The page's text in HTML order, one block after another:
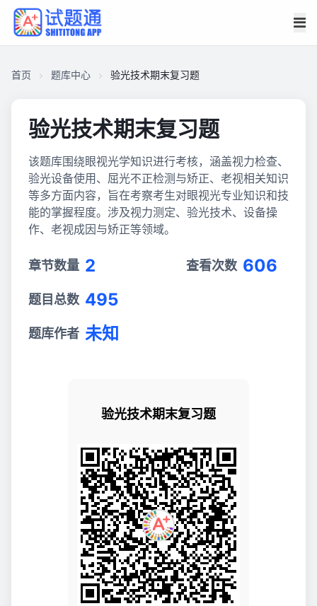
首页 题库中心 验光技术期末复习题
验光技术期末复习题
该题库围绕眼视光学知识进行考核，涵盖视力检查、
验光设备使用、屈光不正检测与矫正、老视相关知识
等多方面内容，旨在考察考生对眼视光专业知识和技
能的掌握程度。涉及视力测定、验光技术、设备操
作、老视成因与矫正等领域。
章节数量 2 查看次数 606
题目总数 495
题库作者 未知